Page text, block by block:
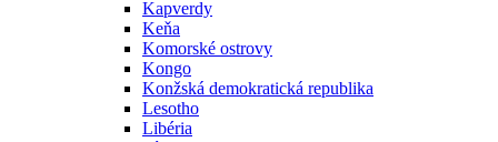
Kapverdy
Keňa
Komorské ostrovy
Kongo
Konžská demokratická republika
Lesotho
Libéria